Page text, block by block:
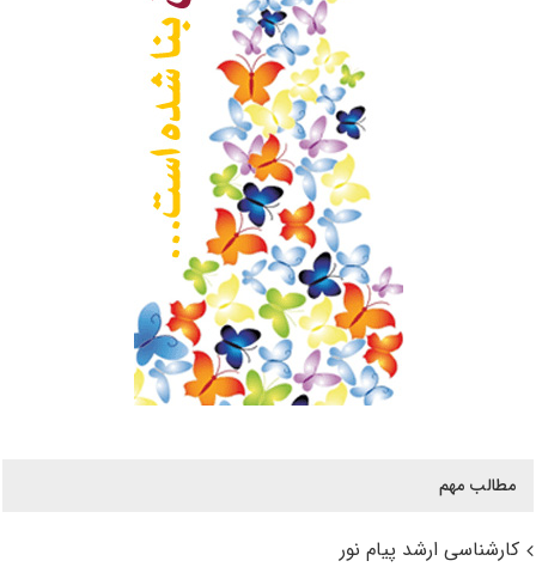
مطالب مهم
کارشناسی ارشد پیام نور